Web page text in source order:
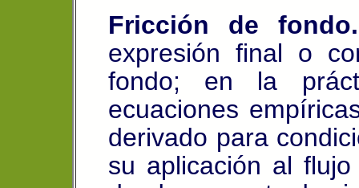
Fricción de fondo.
expresión final o
fondo; en la
ecuaciones
derivado para
su aplicación al